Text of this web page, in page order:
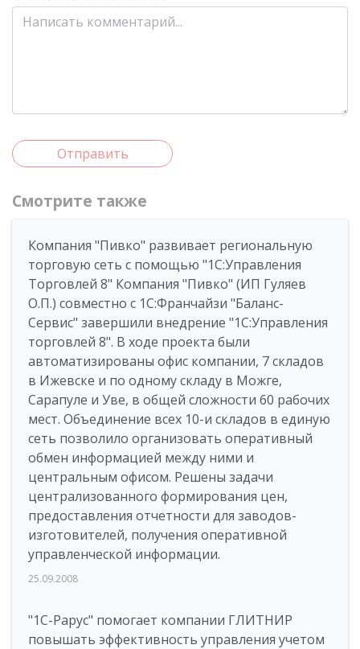
Отправить
Смотрите также
Компания "Пивко" развивает региональную
торговую сеть с помощью "1С:Управления
Торговлей 8" Компания "Пивко" (ИП Гуляев
О.П.) совместно с 1С:Франчайзи "Баланс-
Сервис" завершили внедрение "1С:Управления
торговлей 8". В ходе проекта были
автоматизированы офис компании, 7 складов
в Ижевске и по одному складу в Можге,
Сарапуле и Уве, в общей сложности 60 рабочих
мест. Объединение всех 10-и складов в единую
сеть позволило организовать оперативный
обмен информацией между ними и
центральным офисом. Решены задачи
централизованного формирования цен,
предоставления отчетности для заводов-
изготовителей, получения оперативной
управленческой информации.
25.09.2008
"1С-Рарус" помогает компании ГЛИТНИР
повышать эффективность управления учетом